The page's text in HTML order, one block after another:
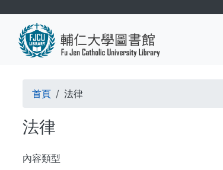
導
航
連
結
首頁 法律
法律
內容類型